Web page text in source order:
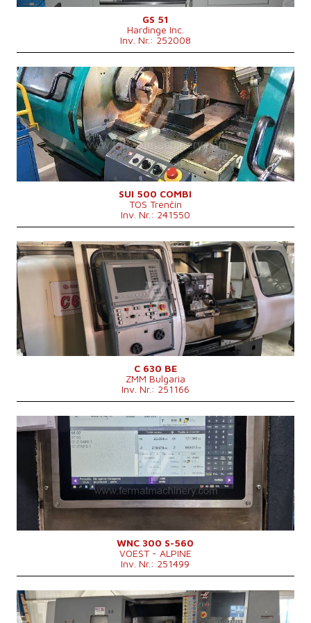
GS 51
Hardinge Inc.
Inv. Nr.: 252008
Baujahr:
1999
Kontrollsystem
ja
Steuerung Siemens
810 D
Drehdurchmesser
500 mm
Drehlänge
1500 mm
Schrägbett
nein
Spindelbohrung
71 mm
Revolverkopf
Drehdurchmesser über Support
290 mm
Maschinenabmessungen L x B x H3550 x 1630 x 1820 mm
3000 kg
SUI 500 COMBI
TOS Trenčín
Inv. Nr.: 241550
Baujahr:
0
Kontrollsystem
ja
Steuerung Heidenhain
Drehdurchmesser
630 mm
Drehlänge
1000 mm
Schrägbett
nein
Spindelbohrung
103 mm
Revolverkopf
ja
Drehdurchmesser über Support430 mm
C 630 BE
ZMM Bulgaria
Inv. Nr.: 251166
Baujahr:
0
Kontrollsystem
ja
Steuerung NCT
Drehlänge
500 mm
Drehdurchmesser über Bett
470 mm
Drehdurchmesser über Support
345 mm
Spindelbohrung
77 mm
Spindeldrehzahl
Revolverkopf
ja
Angetriebene Werkzeuge
ja
Werkzeuganzahl (davon angetriebene)6
37.5 kW
Maschinenabmessungen L x B x H
5060 x 2100 x 2300 mm
Maschinengewicht
3200? kg
WNC 300 S-560
VOEST - ALPINE
Inv. Nr.: 251499
Baujahr:
2009
Kontrollsystem
ja